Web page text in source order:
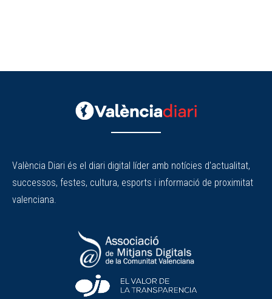
València Diari és el diari digital líder amb notícies d'actualitat,
successos, festes, cultura, esports i informació de proximitat
valenciana.